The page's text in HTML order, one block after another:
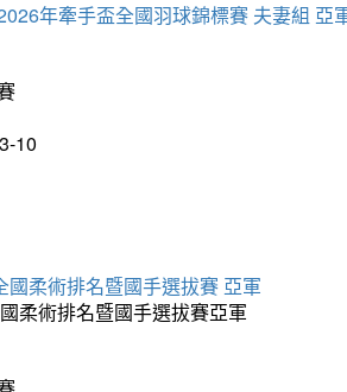
年牽手盃全國羽球錦標賽 夫妻組 亞
10
柔術排名暨國手選拔賽 亞軍
柔術排名暨國手選拔賽亞軍